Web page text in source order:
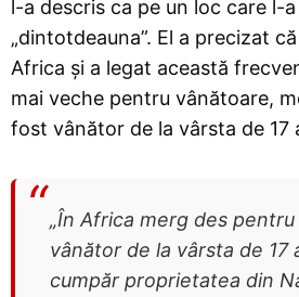
l-a descris ca pe un loc care l-
„dintotdeauna”. El a precizat
Africa și a legat această
mai veche pentru vânătoare,
fost vânător de la vârsta de 17
„În Africa merg des
vânător de la vârsta de 17
cumpăr proprietatea din